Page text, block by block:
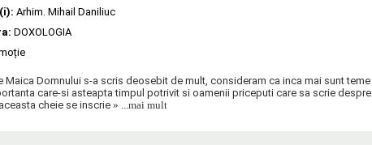
Arhim. Mihail Daniliuc
DOXOLOGIA
Maica Domnului s-a scris deosebit de mult, consideram ca inca mai sunt teme
care-si asteapta timpul potrivit si oamenii priceputi care sa scrie despre
cheie se inscrie » ...mai mult